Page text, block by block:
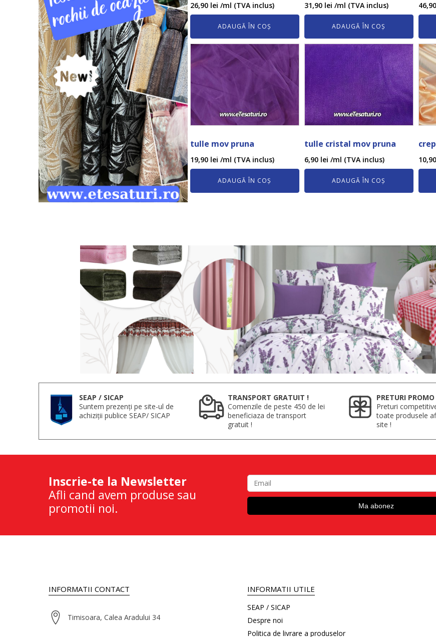
26,90 lei /ml (TVA inclus)
ADAUGĂ ÎN COȘ
31,90 lei /ml (TVA inclus)
ADAUGĂ ÎN COȘ
46,90
tulle mov pruna
19,90 lei /ml (TVA inclus)
ADAUGĂ ÎN COȘ
tulle cristal mov pruna
6,90 lei /ml (TVA inclus)
ADAUGĂ ÎN COȘ
10,90
SEAP / SICAP
Suntem prezenți pe site-ul de
achiziții publice SEAP/ SICAP
TRANSPORT GRATUIT !
Comenzile de peste 450 de lei
beneficiaza de transport
gratuit !
PRETURI
Preturi
toate produsele
site !
Inscrie-te la Newsletter
Afli cand avem produse sau
promotii noi.
INFORMATII CONTACT
Timisoara, Calea Aradului 34
INFORMATII UTILE
SEAP / SICAP
Despre noi
Politica de livrare a produselor